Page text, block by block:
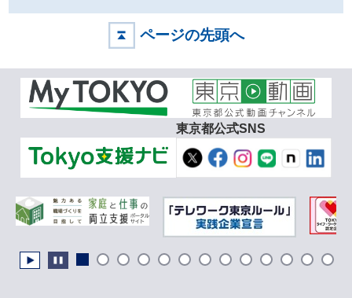
ページの先頭へ
東京都公式SNS